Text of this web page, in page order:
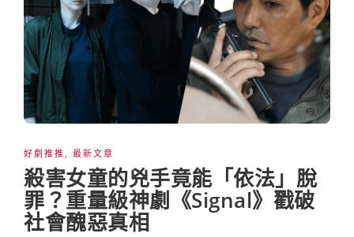
好劇推推 最新文章
殺害女童的兇手竟能「依法」脫
罪？重量級神劇《Signal》戳破
社會醜惡真相